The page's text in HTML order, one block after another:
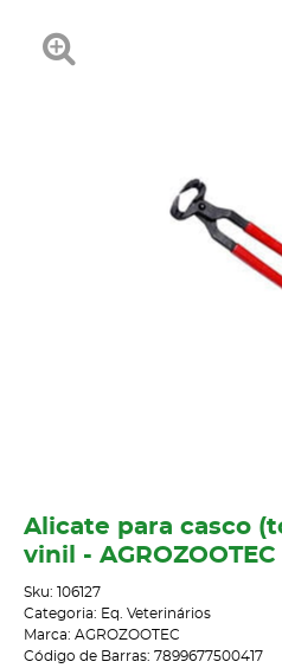
Alicate para casco
vinil - AGROZOOTEC
Sku: 106127
Categoria: Eq. Veterinários
Marca: AGROZOOTEC
Código de Barras: 7899677500417